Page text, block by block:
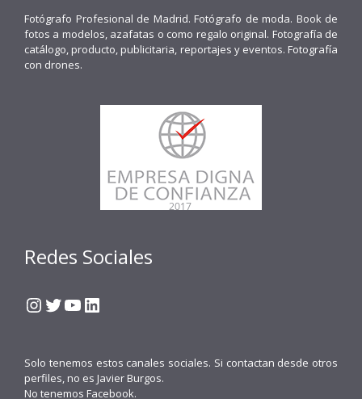
Fotógrafo Profesional de Madrid. Fotógrafo de moda. Book de
fotos a modelos, azafatas o como regalo original. Fotografía de
catálogo, producto, publicitaria, reportajes y eventos. Fotografía
con drones.
Redes Sociales
Instagram
Twitter
YouTube
LinkedIn
Solo tenemos estos canales sociales. Si contactan desde otros
perfiles, no es Javier Burgos.
No tenemos Facebook.